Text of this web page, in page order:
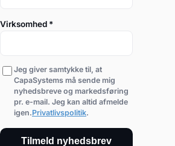
Virksomhed *
Jeg giver samtykke til, at
CapaSystems må sende mig
nyhedsbreve og markedsføring
pr. e-mail. Jeg kan altid afmelde
igen.Privatlivspolitik.
Tilmeld nyhedsbrev